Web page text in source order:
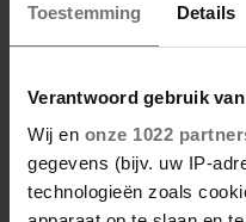
Toestemming Details
Verantwoord gebruik
Wij en onze 1022
gegevens (bijv. uw IP-
technologieën zoals